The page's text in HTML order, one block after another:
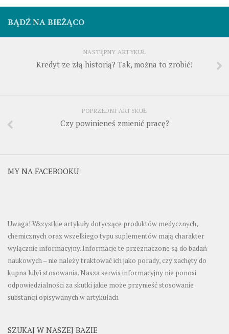
BĄDŹ NA BIEŻĄCO
NASTĘPNY ARTYKUŁ
Kredyt ze złą historią? Tak, można to zrobić!
POPRZEDNI ARTYKUŁ
Czy powinieneś zmienić pracę?
MY NA FACEBOOKU
Uwaga! Wszystkie artykuły dotyczące produktów medycznych,
chemicznych oraz wszelkiego typu suplementów mają charakter
wyłącznie informacyjny. Informacje te przeznaczone są do badań
naukowych – nie należy traktować ich jako porady, czy zachęty do
kupna lub/i stosowania. Nasza serwis informacyjny nie ponosi
odpowiedzialności za skutki jakie może przynieść stosowanie
substancji opisywanych w artykułach
SZUKAJ W NASZEJ BAZIE